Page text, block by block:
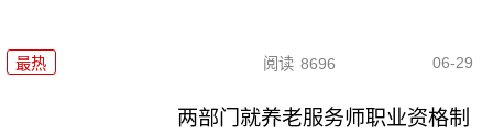
最热 阅读 8696 06-29
两部门就养老服务师职业资格制